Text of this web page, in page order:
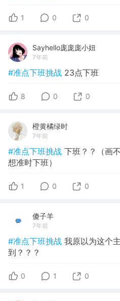
1 0 0
Sayhello庞庞庞小妞
7年前
#准点下班挑战 23点下班
8 0 0
橙黄橘绿时
7年前
#准点下班挑战 下班？？（画
想准时下班）
1 0 0
傻子羊
7年前
#准点下班挑战 我原以为这个
到？？？
0 1 0